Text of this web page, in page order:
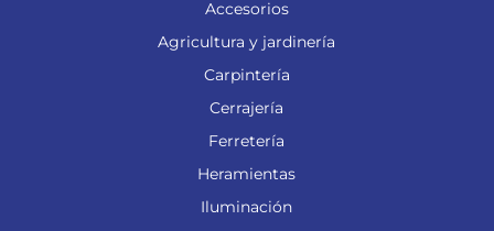
Accesorios
Agricultura y jardinería
Carpintería
Cerrajería
Ferretería
Heramientas
Iluminación